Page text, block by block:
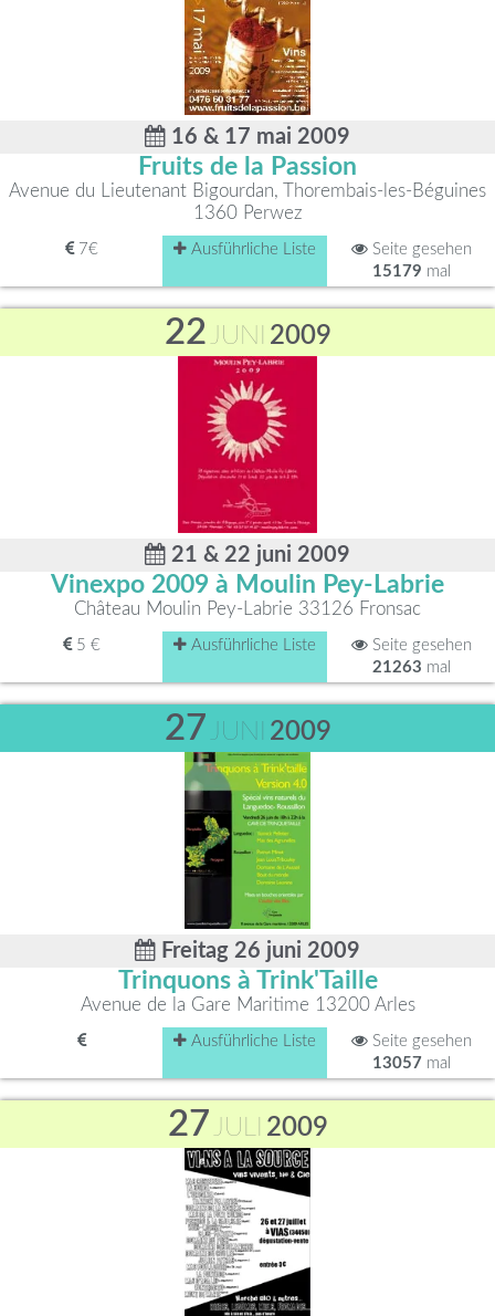
16 & 17 mai 2009
Fruits de la Passion
Avenue du Lieutenant Bigourdan, Thorembais-les-Béguines
1360 Perwez
7€ Ausführliche Liste
Seite gesehen
15179 mal
22JUNI 2009
21 & 22 juni 2009
Vinexpo 2009 à Moulin Pey-Labrie
Château Moulin Pey-Labrie 33126 Fronsac
5 € Ausführliche Liste
Seite gesehen
21263 mal
27 JUNI 2009
Freitag 26 juni 2009
Trinquons à Trink'Taille
Avenue de la Gare Maritime 13200 Arles
Ausführliche Liste
Seite gesehen
13057 mal
27JULI 2009